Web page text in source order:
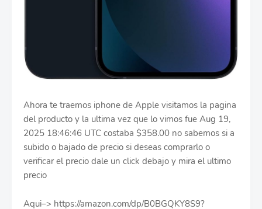
Ahora te traemos iphone de Apple visitamos la pagina
del producto y la ultima vez que lo vimos fue Aug 19,
2025 18:46:46 UTC costaba $358.00 no sabemos si a
subido o bajado de precio si deseas comprarlo o
verificar el precio dale un click debajo y mira el ultimo
precio
Aqui–> https://amazon.com/dp/B0BGQKY8S9?